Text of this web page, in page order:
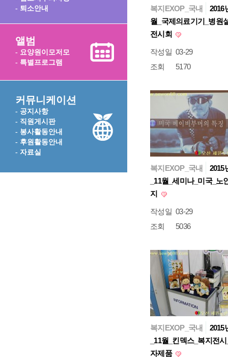
- 퇴소안내
앨범
- 요양원이모저모
- 특별프로그램
커뮤니케이션
- 공지사항
- 직원게시판
- 봉사활동안내
- 후원활동안내
- 자료실
복지EXOP_국내
2016
월_국제의료기기_병원
전시회
작성일 03-29
조회
5170
복지EXOP_국내
2015
_11월_세미나_미국_노
지
작성일 03-29
조회
5036
복지EXOP_국내
2015
_11월_킨덱스_복지전
자제품